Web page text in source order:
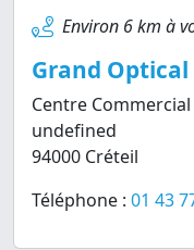
Environ 6 km à
Grand Optical
Centre
undefined
94000 Créteil
Téléphone : 01 43